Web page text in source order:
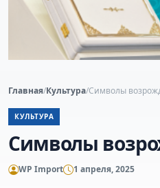
Главная/Культура/Символы
КУЛЬТУРА
Символы
WP Import 1 апреля, 2025